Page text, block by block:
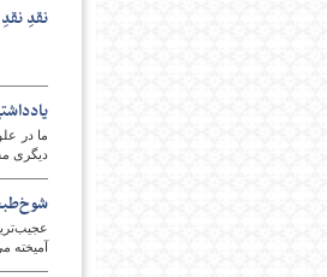
نقدِ
ما در
دیگری
آمیخته